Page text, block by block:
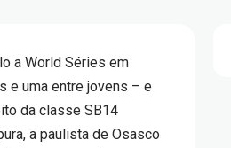
a World Séries em
e uma entre jovens – e
da classe SB14
a paulista de Osasco